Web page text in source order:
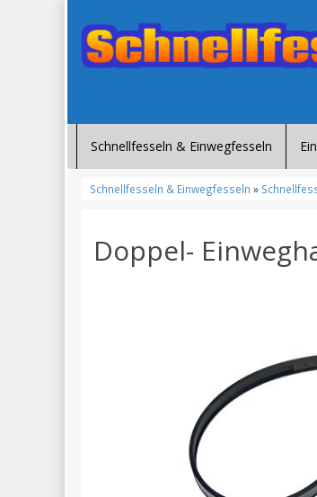
Schnellfesseln & Einwegfesseln
Schnellfesseln & Einwegfesseln »
Doppel-